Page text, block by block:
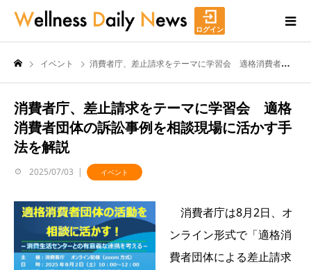
ログイン
イベント 消費者庁、差止請求をテーマに学習会 適格消費者団体の訴訟事例を相談現場に活かす手法を解説
消費者庁、差止請求をテーマに学習会 適格
消費者団体の訴訟事例を相談現場に活かす手
法を解説
2025/07/03 イベント
消費者庁は8月2日、オ
ンライン形式で「適格消
費者団体による差止請求